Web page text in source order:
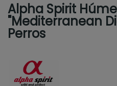
Alpha Spirit
"Mediterranean
Perros